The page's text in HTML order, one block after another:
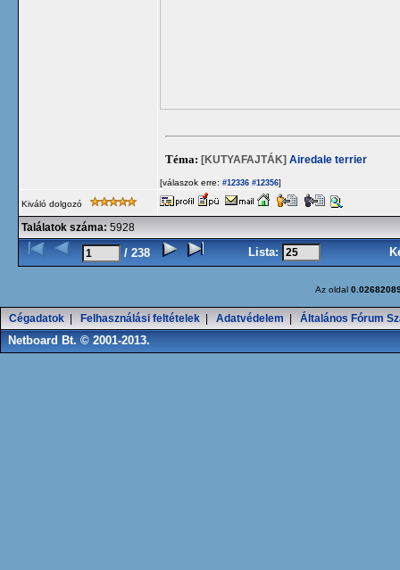
Téma: [KUTYAFAJTÁK] Airedale terrier
[válaszok erre: #12336 #12356]
Kiváló dolgozó
Találatok száma: 5928
/ 238 Lista:
Az oldal
Cégadatok Felhasználási feltételek Adatvédelem Általános Fórum
Netboard Bt. © 2001-2013.